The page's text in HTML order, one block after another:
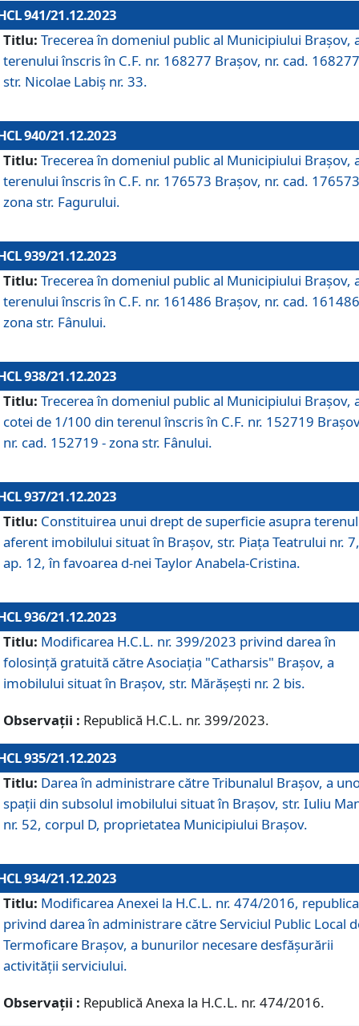
941/21.12.2023
Titlu: Trecerea în domeniul public al Municipiului Braşov,
terenului înscris în C.F. nr. 168277 Brașov, nr. cad.
str. Nicolae Labiș nr. 33.
940/21.12.2023
Titlu: Trecerea în domeniul public al Municipiului Braşov,
terenului înscris în C.F. nr. 176573 Brașov, nr. cad.
zona str. Fagurului.
939/21.12.2023
Titlu: Trecerea în domeniul public al Municipiului Braşov,
terenului înscris în C.F. nr. 161486 Brașov, nr. cad.
zona str. Fânului.
938/21.12.2023
Titlu: Trecerea în domeniul public al Municipiului Braşov,
cotei de 1/100 din terenul înscris în C.F. nr. 152719
nr. cad. 152719 - zona str. Fânului.
937/21.12.2023
Titlu: Constituirea unui drept de superficie asupra
aferent imobilului situat în Brașov, str. Piața Teatrului nr. 7,
ap. 12, în favoarea d-nei Taylor Anabela-Cristina.
936/21.12.2023
Titlu: Modificarea H.C.L. nr. 399/2023 privind darea în
folosinţă gratuită către Asociaţia "Catharsis" Brașov, a
imobilului situat în Braşov, str. Mărăşeşti nr. 2 bis.
Observații : Republică H.C.L. nr. 399/2023.
935/21.12.2023
Titlu: Darea în administrare către Tribunalul Brașov, a
spații din subsolul imobilului situat în Brașov, str. Iuliu
nr. 52, corpul D, proprietatea Municipiului Brașov.
934/21.12.2023
Titlu: Modificarea Anexei la H.C.L. nr. 474/2016,
privind darea în administrare către Serviciul Public Local
Termoficare Braşov, a bunurilor necesare desfăşurării
activităţii serviciului.
Observații : Republică Anexa la H.C.L. nr. 474/2016.